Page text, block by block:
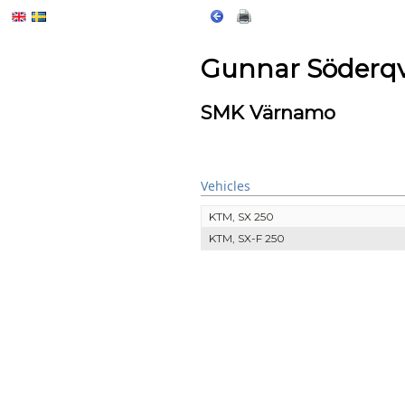
Gunnar
SMK Värnamo
Vehicles
KTM, SX 250
KTM, SX-F 250